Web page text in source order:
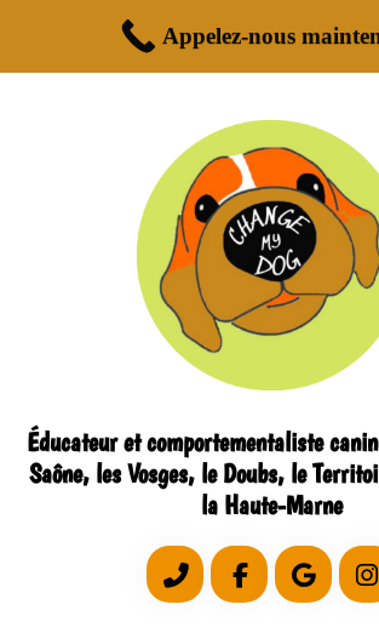
Éducateur et comportementaliste
Saône, les Vosges, le Doubs, le
la Haute-Marne
Appelez-nous